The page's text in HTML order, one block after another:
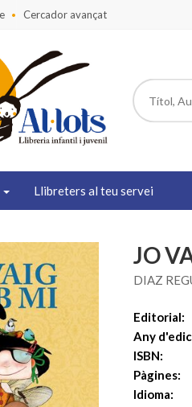
Cercador avançat
Llibreters al teu servei
JO
DIAZ
Editorial:
Any
ISBN:
Pàgines:
Idioma: